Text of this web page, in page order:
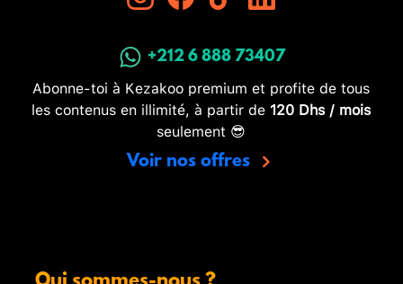
+212 6 888 73407
Abonne-toi à Kezakoo premium et profite de tous
les contenus en illimité, à partir de 120 Dhs / mois
seulement 😎
Voir nos offres